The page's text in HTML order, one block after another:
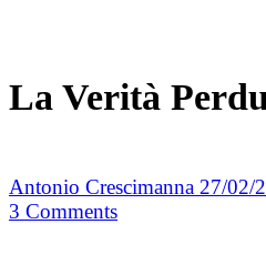
La Verità
Antonio Crescimanna 27/02/
3 Comments